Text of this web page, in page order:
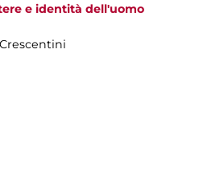
e identità dell'uomo